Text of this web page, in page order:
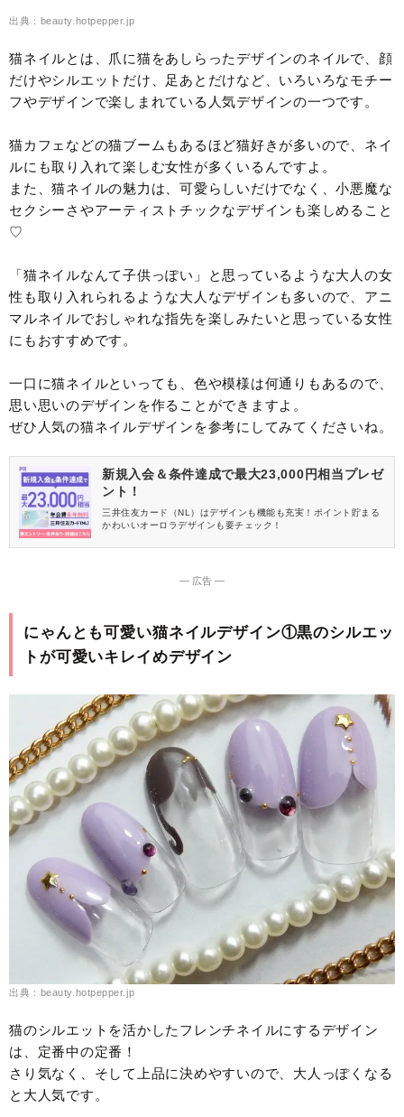
出典：beauty.hotpepper.jp
猫ネイルとは、爪に猫をあしらったデザインのネイルで、顔
だけやシルエットだけ、足あとだけなど、いろいろなモチー
フやデザインで楽しまれている人気デザインの一つです。
猫カフェなどの猫ブームもあるほど猫好きが多いので、ネイ
ルにも取り入れて楽しむ女性が多くいるんですよ。
また、猫ネイルの魅力は、可愛らしいだけでなく、小悪魔な
セクシーさやアーティストチックなデザインも楽しめること
♡
「猫ネイルなんて子供っぽい」と思っているような大人の女
性も取り入れられるような大人なデザインも多いので、アニ
マルネイルでおしゃれな指先を楽しみたいと思っている女性
にもおすすめです。
一口に猫ネイルといっても、色や模様は何通りもあるので、
思い思いのデザインを作ることができますよ。
ぜひ人気の猫ネイルデザインを参考にしてみてくださいね。
新規入会＆条件達成で最大23,000円相当プレゼ
ント！
三井住友カード（NL）はデザインも機能も充実！ポイント貯まる
かわいいオーロラデザインも要チェック！
― 広告 ―
にゃんとも可愛い猫ネイルデザイン①黒のシルエッ
トが可愛いキレイめデザイン
出典：beauty.hotpepper.jp
猫のシルエットを活かしたフレンチネイルにするデザイン
は、定番中の定番！
さり気なく、そして上品に決めやすいので、大人っぽくなる
と大人気です。